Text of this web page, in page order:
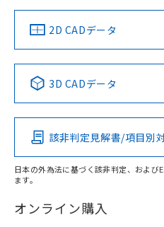
タイムチャート
上、n: 20mm以上
検出領域
中国 RoHS 注意事項・凡例
Pb Hg
O
在庫等で未対応品が混在する
（イギリス
船舶規格）
（ノルウェー
No No
この製品
その他の認証はこちら
2D CADデータ
3D CADデータ
該非判定見解書/項目別
日本の外為法に基づく該非判定、および
ます。
オンライン購入